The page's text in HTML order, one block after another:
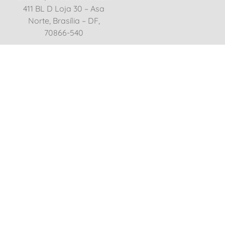
411 BL D Loja 30 – Asa
Norte, Brasília – DF,
70866-540